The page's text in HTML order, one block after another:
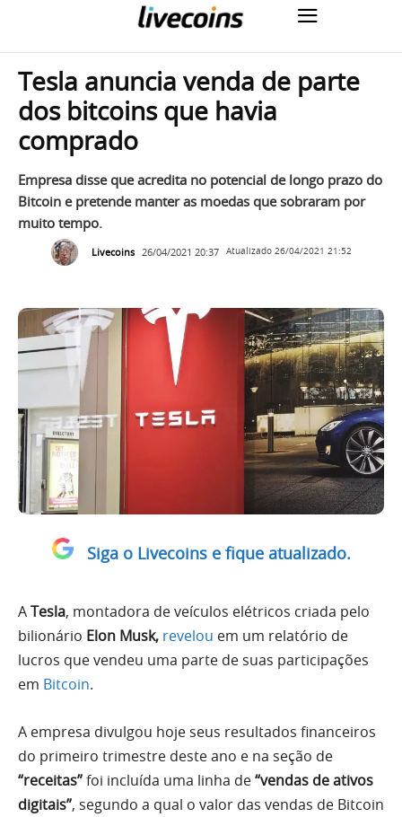
Tesla anuncia venda de parte
dos bitcoins que havia
comprado
Empresa disse que acredita no potencial de longo prazo do
Bitcoin e pretende manter as moedas que sobraram por
muito tempo.
Livecoins 26/04/2021 20:37 Atualizado 26/04/2021 21:52
Siga o Livecoins e fique atualizado.
ATesla, montadora de veículos elétricos criada pelo
bilionário Elon Musk, revelou em um relatório de
lucros que vendeu uma parte de suas participações
em Bitcoin.
A empresa divulgou hoje seus resultados financeiros
do primeiro trimestre deste ano e na seção de
“receitas”foi incluída uma linha de“vendas de ativos
digitais”, segundo a qual o valor das vendas de Bitcoin